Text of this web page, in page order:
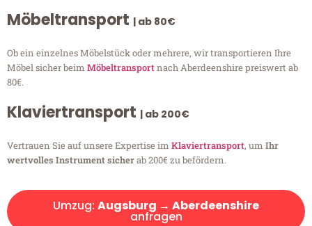
Möbeltransport | ab 80€
Ob ein einzelnes Möbelstück oder mehrere, wir transportieren Ihre
Möbel sicher beim Möbeltransportnach Aberdeenshire preiswert ab
80€.
Klaviertransport | ab 200€
Vertrauen Sie auf unsere Expertise im Klaviertransport, um Ihr
wertvolles Instrument sicherab 200€ zu befördern.
Umzug: Augsburg → Aberdeenshire
anfragen